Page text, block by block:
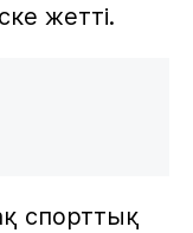
жетті.
спорттық